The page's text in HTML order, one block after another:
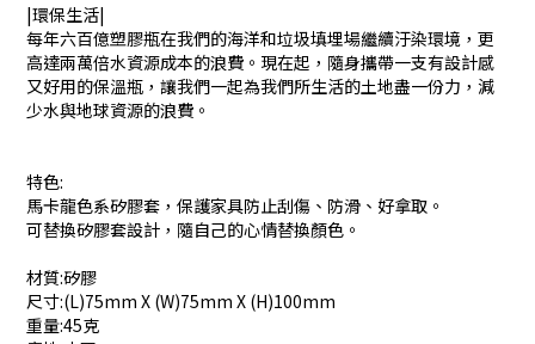
|環保生活|
每年六百億塑膠瓶在我們的海洋和垃圾填埋場繼續汙染環境，更
高達兩萬倍水資源成本的浪費。現在起，隨身攜帶一支有設計感
又好用的保溫瓶，讓我們一起為我們所生活的土地盡一份力，減
少水與地球資源的浪費。
特色:
馬卡龍色系矽膠套，保護家具防止刮傷、防滑、好拿取。
可替換矽膠套設計，隨自己的心情替換顏色。
材質:矽膠
尺寸:(L)75mm X (W)75mm X (H)100mm
重量:45克